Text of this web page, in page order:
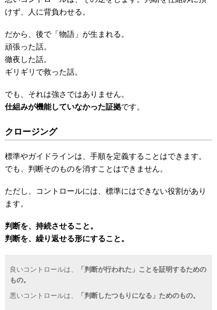
けず、人に背負わせる。
だから、後で「物語」が生まれる。
頑張った話。
徹夜した話。
ギリギリで救った話。
でも、それは強さではありません。
仕組みが機能していなかった証拠です。
クロージング
標準やガイドラインは、手順を定義することはできます。
でも、判断そのものを消すことはできません。
ただし、コントロールには、標準にはできない役割があり
ます。
判断を、持続させること。
判断を、繰り返せる形にすること。
良いコントロールは、
「判断が行われた」ことを証明するための
もの。
悪いコントロールは、 「判断したつもりになる」ためのもの。